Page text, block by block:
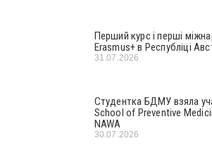
Перший курс і перші
Erasmus+ в Республіці
31.07.2026
Студентка БДМУ взяла
School of Preventive
NAWA
30.07.2026